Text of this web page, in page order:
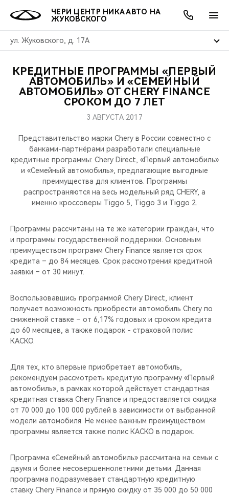
ЧЕРИ ЦЕНТР НИКА АВТО НА
ЖУКОВСКОГО
ул. Жуковского, д. 17А
МОДЕЛИ
СЕДАНЫ
НОВИНКИ
ПОКУПАТЕЛЯМ
ВЫБОР И ПОКУПКА
ВЛАДЕЛЬЦАМ
ПОДДЕРЖКА
CHERY CONNECT
МИР CHERY
CHERY В СОЦСЕТЯХ
ЛЮДИ CHERY
БЛАГОТВОРИТЕЛЬНОСТЬ
CHERY REMOTE
CHERY И СПОРТ
ВИДЕООБЗОРЫ
CHERY ДЛЯ ДЕТЕЙ
АКЦИИ
ВЫГОДЫ И АКЦИИ
ОНЛАЙН СЕРВИСЫ
ВЫБОР И ПОКУПКА
О КОМПАНИИ
КРЕДИТНЫЕ ПРОГРАММЫ «ПЕРВЫЙ
АВТОМОБИЛЬ» И «СЕМЕЙНЫЙ
АВТОМОБИЛЬ» ОТ CHERY FINANCE
СРОКОМ ДО 7 ЛЕТ
3 АВГУСТА 2017
Представительство марки Chery в России совместно с
банками-партнёрами разработали специальные
кредитные программы: Chery Direct, «Первый автомобиль»
и «Семейный автомобиль», предлагающие выгодные
преимущества для клиентов. Программы
распространяются на весь модельный ряд CHERY, а
именно кроссоверы Tiggo 5, Tiggo 3 и Tiggo 2.
Программы рассчитаны на те же категории граждан, что
и программы государственной поддержки. Основным
преимуществом программ Chery Finance является срок
кредита – до 84 месяцев. Срок рассмотрения кредитной
заявки – от 30 минут.
Воспользовавшись программой Chery Direct, клиент
получает возможность приобрести автомобиль Chery по
сниженной ставке – от 6,17% годовых и сроком кредита
до 60 месяцев, а также подарок - страховой полис
КАСКО.
Для тех, кто впервые приобретает автомобиль,
рекомендуем рассмотреть кредитую программу «Первый
автомобиль», в рамках которой действует стандартная
кредитная ставка Chery Finance и предоставляется скидка
от 70 000 до 100 000 рублей в зависимости от выбранной
модели автомобиля. Не менее важным преимуществом
программы является также полис КАСКО в подарок.
Программа «Семейный автомобиль» рассчитана на семьи с
двумя и более несовершеннолетними детьми. Данная
программа подразумевает стандартную кредитную
ставку Chery Finance и прямую скидку от 35 000 до 50 000